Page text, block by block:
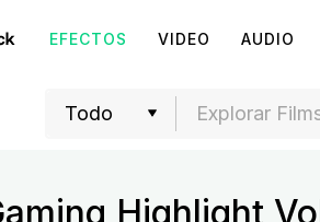
EFECTOS VIDEO AUDIO
Highlight